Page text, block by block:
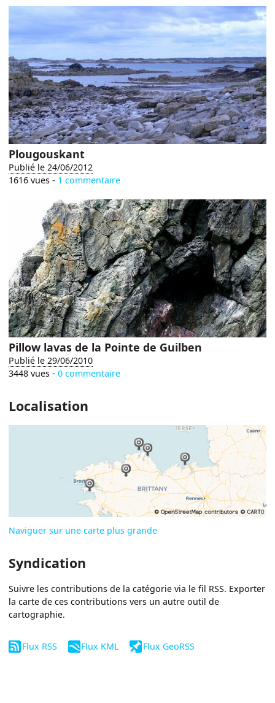
Plougouskant
Publié le 24/06/2012
1616 vues - 1 commentaire
Pillow lavas de la Pointe de Guilben
Publié le 29/06/2010
3448 vues -0 commentaire
Localisation
Naviguer sur une carte plus grande
Syndication
Suivre les contributions de la catégorie via le fil RSS. Exporter
la carte de ces contributions vers un autre outil de
cartographie.
Flux RSS Flux KML Flux GeoRSS